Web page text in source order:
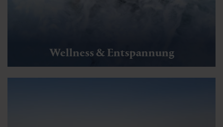
Wellness & Entspannung